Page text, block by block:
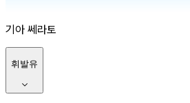
기아 쎄라토
휘발유